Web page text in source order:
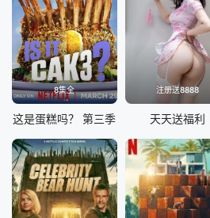
8集全
这是蛋糕吗？ 第三季
注册送8888
天天送福利